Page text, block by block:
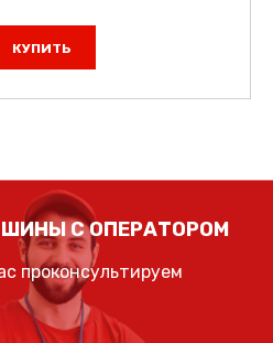
КУПИТЬ
С ОПЕРАТОРОМ
проконсультируем